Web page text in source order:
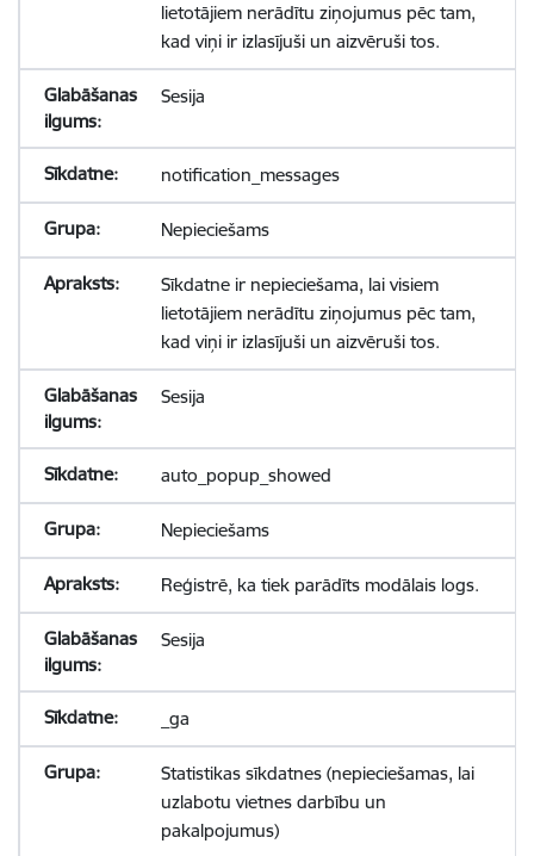
lietotājiem nerādītu ziņojumus pēc tam,
kad viņi ir izlasījuši un aizvēruši tos.
Sesija
notification_messages
Nepieciešams
Sīkdatne ir nepieciešama, lai visiem
lietotājiem nerādītu ziņojumus pēc tam,
kad viņi ir izlasījuši un aizvēruši tos.
Sesija
auto_popup_showed
Nepieciešams
Reģistrē, ka tiek parādīts modālais logs.
Sesija
_ga
Statistikas sīkdatnes (nepieciešamas, lai
uzlabotu vietnes darbību un
pakalpojumus)